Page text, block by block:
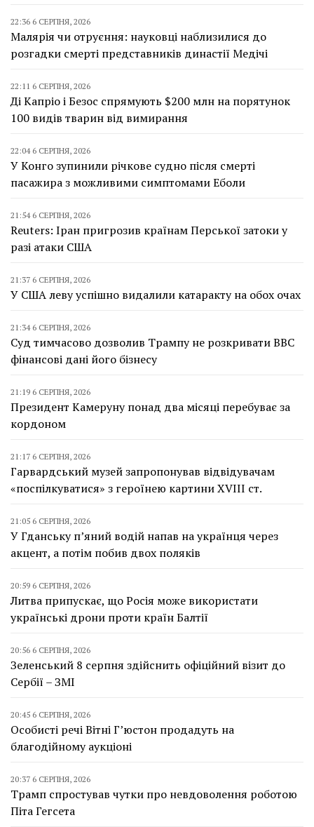
22:36 6 СЕРПНЯ, 2026
Малярія чи отруєння: науковці наблизилися до
розгадки смерті представників династії Медічі
22:11 6 СЕРПНЯ, 2026
Ді Капріо і Безос спрямують $200 млн на порятунок
100 видів тварин від вимирання
22:04 6 СЕРПНЯ, 2026
У Конго зупинили річкове судно після смерті
пасажира з можливими симптомами Еболи
21:54 6 СЕРПНЯ, 2026
Reuters: Іран пригрозив країнам Перської затоки у
разі атаки США
21:37 6 СЕРПНЯ, 2026
У США леву успішно видалили катаракту на обох очах
21:34 6 СЕРПНЯ, 2026
Суд тимчасово дозволив Трампу не розкривати BBC
фінансові дані його бізнесу
21:19 6 СЕРПНЯ, 2026
Президент Камеруну понад два місяці перебуває за
кордоном
21:17 6 СЕРПНЯ, 2026
Гарвардський музей запропонував відвідувачам
«поспілкуватися» з героїнею картини XVIII ст.
21:05 6 СЕРПНЯ, 2026
У Гданську п’яний водій напав на українця через
акцент, а потім побив двох поляків
20:59 6 СЕРПНЯ, 2026
Литва припускає, що Росія може використати
українські дрони проти країн Балтії
20:56 6 СЕРПНЯ, 2026
Зеленський 8 серпня здійснить офіційний візит до
Сербії – ЗМІ
20:45 6 СЕРПНЯ, 2026
Особисті речі Вітні Г’юстон продадуть на
благодійному аукціоні
20:37 6 СЕРПНЯ, 2026
Трамп спростував чутки про невдоволення роботою
Піта Гегсета